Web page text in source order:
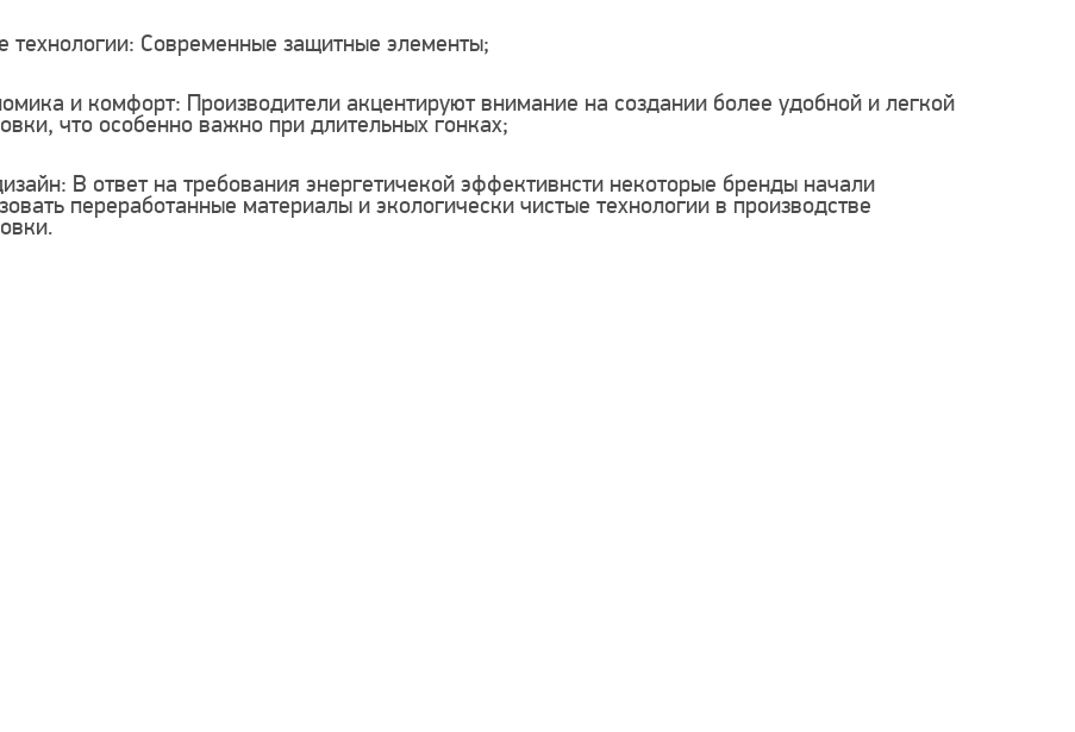
технологии: Современные защитные элементы;
и комфорт: Производители акцентируют внимание на создании более удобной и легкой
что особенно важно при длительных гонках;
В ответ на требования энергетичекой эффективнсти некоторые бренды начали
переработанные материалы и экологически чистые технологии в производстве